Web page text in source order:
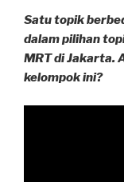
Satu topik
dalam pilihan
MRT di Jakarta.
kelompok ini?